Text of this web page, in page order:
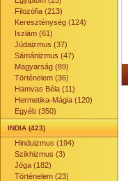
Filozófia (213)
Kereszténység (124)
Iszlám (61)
Júdaizmus (37)
Sámánizmus (47)
Magyarság (89)
Történelem (36)
Hamvas Béla (11)
Hermetika-Mágia (120)
Egyéb (350)
INDIA (423)
Hinduizmus (194)
Szikhizmus (3)
Jóga (182)
Történelem (23)